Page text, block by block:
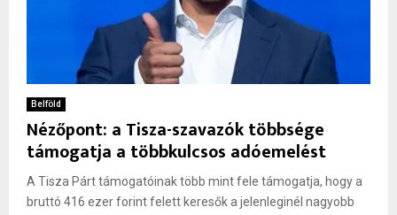
Belföld
Nézőpont: a Tisza-szavazók többsége
támogatja a többkulcsos adóemelést
A Tisza Párt támogatóinak több mint fele támogatja, hogy a
bruttó 416 ezer forint felett keresők a jelenleginél nagyobb